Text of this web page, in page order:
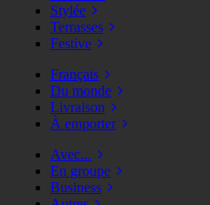
Stylée
Terrasses
Festive
Français
Du monde
Livraison
À emporter
Avec...
En groupe
Business